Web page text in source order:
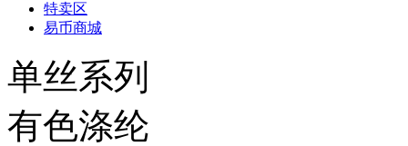
特卖区
易币商城
单丝系列
有色涤纶